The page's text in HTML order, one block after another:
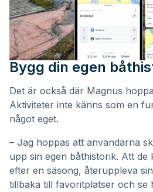
Bygg din egen
Det är också där Magnus
Aktiviteter inte känns som en
något eget.
– Jag hoppas att användarna
upp sin egen båthistorik. Att de
efter en säsong, återuppleva
tillbaka till favoritplatser och se